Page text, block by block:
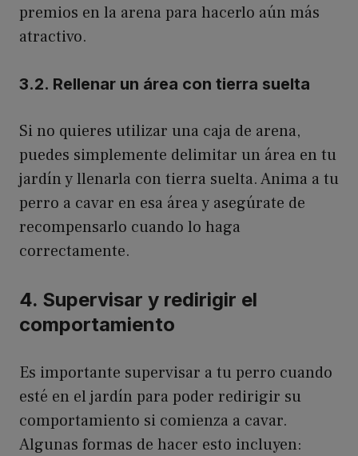
premios en la arena para hacerlo aún más
atractivo.
3.2. Rellenar un área con tierra suelta
Si no quieres utilizar una caja de arena,
puedes simplemente delimitar un área en tu
jardín y llenarla con tierra suelta. Anima a tu
perro a cavar en esa área y asegúrate de
recompensarlo cuando lo haga
correctamente.
4. Supervisar y redirigir el
comportamiento
Es importante supervisar a tu perro cuando
esté en el jardín para poder redirigir su
comportamiento si comienza a cavar.
Algunas formas de hacer esto incluyen: